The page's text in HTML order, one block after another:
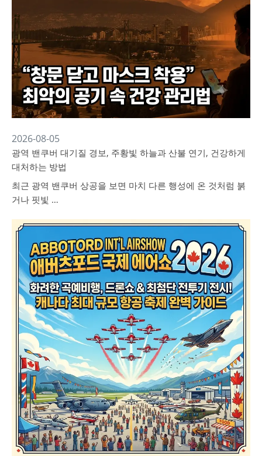
2026-08-05
광역 밴쿠버 대기질 경보, 주황빛 하늘과 산불 연기, 건강하게
대처하는 방법
최근 광역 밴쿠버 상공을 보면 마치 다른 행성에 온 것처럼 붉
거나 핏빛 …